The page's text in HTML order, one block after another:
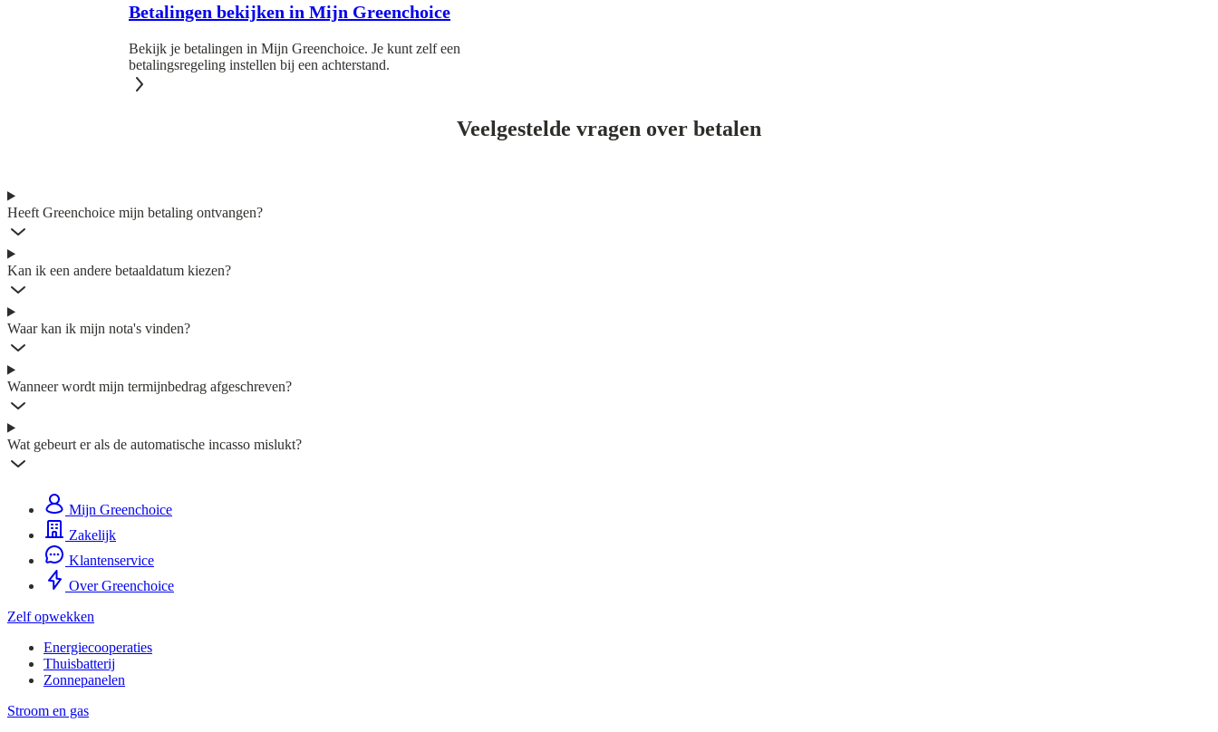
Betalingen bekijken in Mijn Greenchoice
Bekijk je betalingen in Mijn Greenchoice. Je kunt zelf een
betalingsregeling instellen bij een achterstand.
Veelgestelde vragen over betalen
Heeft Greenchoice mijn betaling ontvangen?
Kan ik een andere betaaldatum kiezen?
Waar kan ik mijn nota's vinden?
Wanneer wordt mijn termijnbedrag afgeschreven?
Wat gebeurt er als de automatische incasso mislukt?
Mijn Greenchoice
Zakelijk
Klantenservice
Over Greenchoice
Zelf opwekken
Energiecooperaties
Thuisbatterij
Zonnepanelen
Stroom en gas